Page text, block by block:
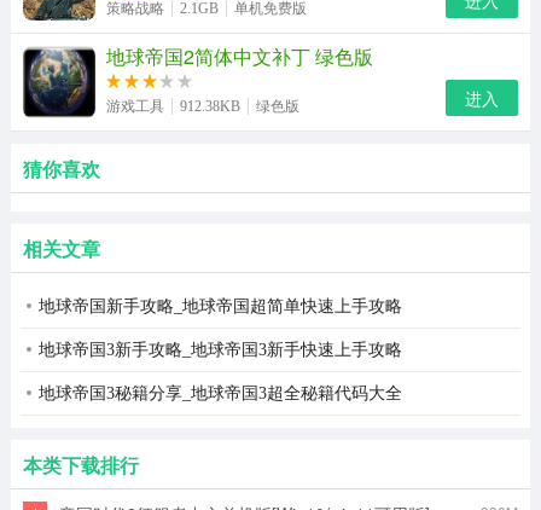
策略战略 2.1GB 单机免费版
地球帝国2简体中文补丁 绿色版
游戏工具 912.38KB 绿色版 进入
猜你喜欢
相关文章
地球帝国新手攻略_地球帝国超简单快速上手攻略
地球帝国3新手攻略_地球帝国3新手快速上手攻略
地球帝国3秘籍分享_地球帝国3超全秘籍代码大全
本类下载排行